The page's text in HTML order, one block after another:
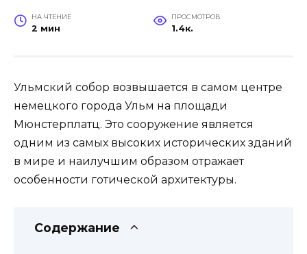
НА ЧТЕНИЕ
2 мин
ПРОСМОТРОВ
1.4к.
Ульмский собор возвышается в самом центре
немецкого города Ульм на площади
Мюнстерплатц. Это сооружение является
одним из самых высоких исторических зданий
в мире и наилучшим образом отражает
особенности готической архитектуры.
Содержание